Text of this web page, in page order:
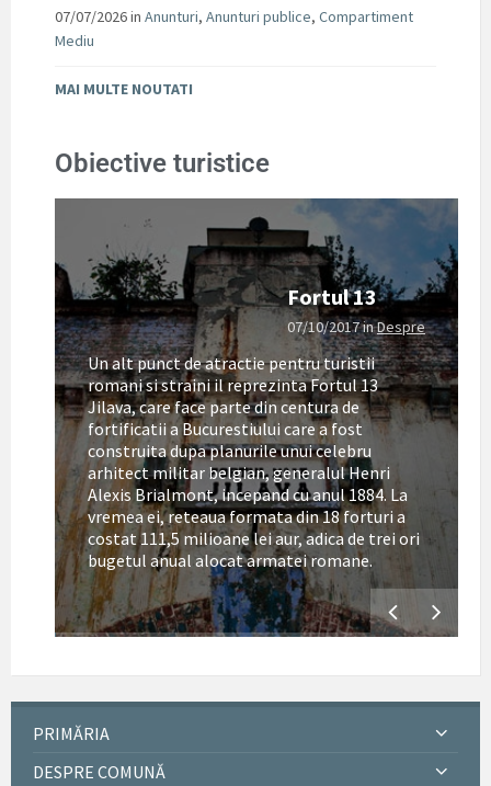
07/07/2026in Anunturi, Anunturi publice, Compartiment
Mediu
MAI MULTE NOUTATI
Obiective turistice
Fortul 13
07/10/2017inDespre
Un alt punct de atractie pentru turistii
romani si straini il reprezinta Fortul 13
Jilava, care face parte din centura de
fortificatii a Bucurestiului care a fost
construita dupa planurile unui celebru
arhitect militar belgian, generalul Henri
Alexis Brialmont, incepand cu anul 1884. La
vremea ei, reteaua formata din 18 forturi a
costat 111,5 milioane lei aur, adica de trei ori
bugetul anual alocat armatei romane.
PRIMĂRIA
DESPRE COMUNĂ